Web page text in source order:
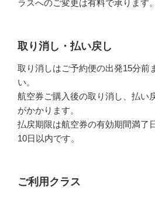
ラスへのご変更は有料で承ります。
取り消し・払い戻し
取り消しはご予約便の出発15分前
い。
航空券ご購入後の取り消し、払い
がかかります。
払戻期限は航空券の有効期間満了
10日以内です。
ご利用クラス